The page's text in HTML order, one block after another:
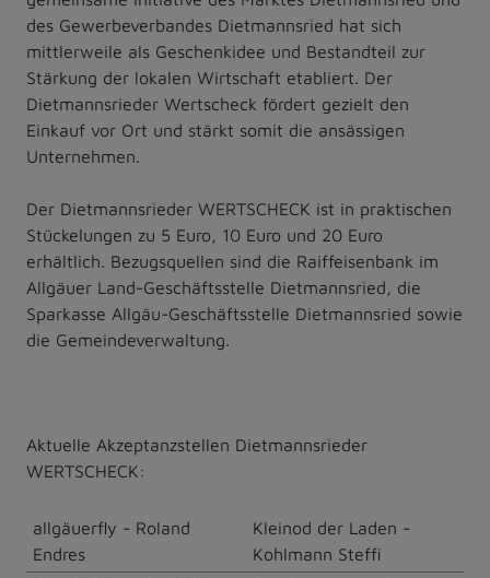
des Gewerbeverbandes Dietmannsried hat sich
mittlerweile als Geschenkidee und Bestandteil zur
Stärkung der lokalen Wirtschaft etabliert. Der
Dietmannsrieder Wertscheck fördert gezielt den
Einkauf vor Ort und stärkt somit die ansässigen
Unternehmen.
Der Dietmannsrieder WERTSCHECK ist in praktischen
Stückelungen zu 5 Euro, 10 Euro und 20 Euro
erhältlich. Bezugsquellen sind die Raiffeisenbank im
Allgäuer Land-Geschäftsstelle Dietmannsried, die
Sparkasse Allgäu-Geschäftsstelle Dietmannsried sowie
die Gemeindeverwaltung.
Aktuelle Akzeptanzstellen Dietmannsrieder
WERTSCHECK:
allgäuerfly - Roland
Endres
Kleinod der Laden -
Kohlmann Steffi